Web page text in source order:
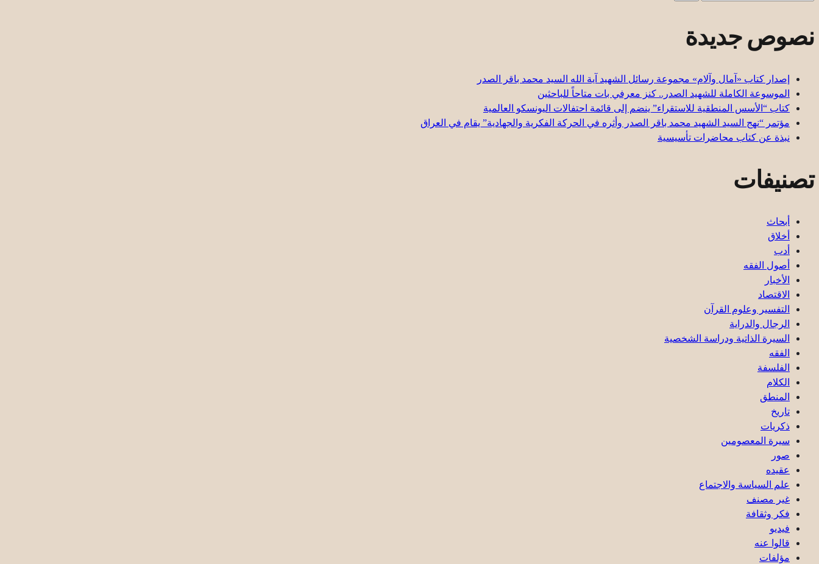
نصوص جديدة
إصدار كتاب «آمال وآلام» مجموعة رسائل الشهيد آية الله السيد محمد باقر الصدر
الموسوعة الكاملة للشهيد الصدر.. كنز معرفي بات متاحاً للباحثين
كتاب “الأسس المنطقية للاستقراء” ينضم إلى قائمة احتفالات اليونسكو العالمية
مؤتمر “نهج السيد الشهيد محمد باقر الصدر وأثره في الحركة الفكرية والجهادية” يقام في العراق
نبذة عن كتاب محاضرات تأسيسية
تصنيفات
أبحاث
أخلاق
أدب
أصول الفقه
الأخبار
الاقتصاد
التفسير وعلوم القرآن
الرجال والدراية
السيرة الذاتية ودراسة الشخصية
الفقه
الفلسفة
الكلام
المنطق
تاريخ
ذكریات
سيرة المعصومين
صور
عقیده
علم السياسة والاجتماع
غير مصنف
فكر وثقافة
فيديو
قالوا عنه
مؤلفات